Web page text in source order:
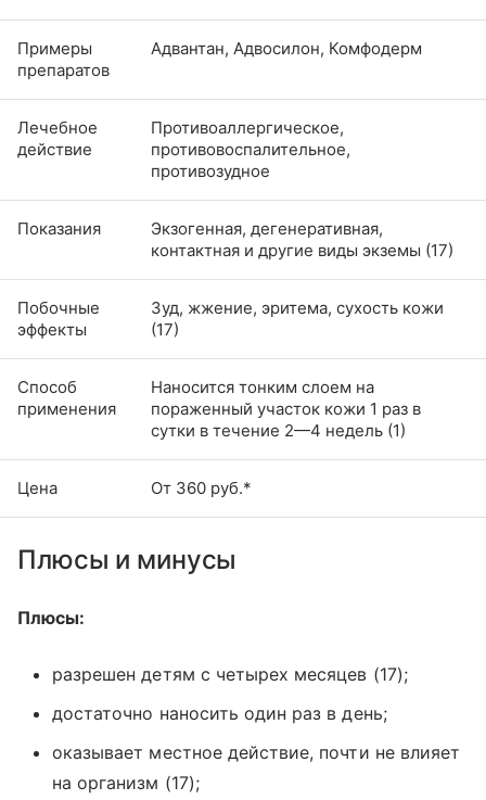
Примеры
препаратов
Адвантан, Адвосилон, Комфодерм
Лечебное
действие
Противоаллергическое,
противовоспалительное,
противозудное
Показания
Экзогенная, дегенеративная,
контактная и другие виды экземы (17)
Побочные
эффекты
Зуд, жжение, эритема, сухость кожи
(17)
Способ
применения
Наносится тонким слоем на
пораженный участок кожи 1 раз в
сутки в течение 2—4 недель (1)
Цена От 360 руб.*
Плюсы и минусы
Плюсы:
разрешен детям с четырех месяцев (17);
достаточно наносить один раз в день;
оказывает местное действие, почти не влияет
на организм (17);